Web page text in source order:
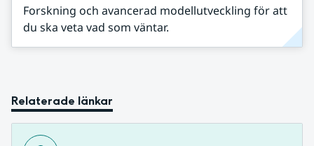
Forskning och avancerad modellutveckling för att
du ska veta vad som väntar.
Relaterade länkar